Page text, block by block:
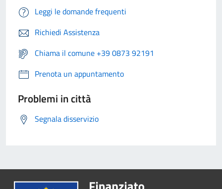
Leggi le domande frequenti
Richiedi Assistenza
Chiama il comune +39 0873 92191
Prenota un appuntamento
Problemi in città
Segnala disservizio